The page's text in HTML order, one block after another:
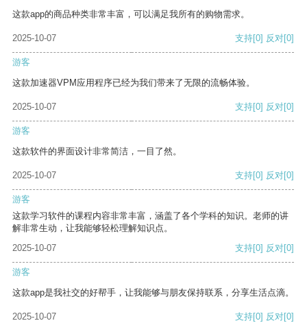
这款app的商品种类非常丰富，可以满足我所有的购物需求。
2025-10-07 支持[0] 反对[0]
游客
这款加速器VPM应用程序已经为我们带来了无限的流畅体验。
2025-10-07 支持[0] 反对[0]
游客
这款软件的界面设计非常简洁，一目了然。
2025-10-07 支持[0] 反对[0]
游客
这款学习软件的课程内容非常丰富，涵盖了各个学科的知识。老师的讲
解非常生动，让我能够轻松理解知识点。
2025-10-07
支持[0] 反对[0]
游客
这款app是我社交的好帮手，让我能够与朋友保持联系，分享生活点滴。
2025-10-07 支持[0] 反对[0]